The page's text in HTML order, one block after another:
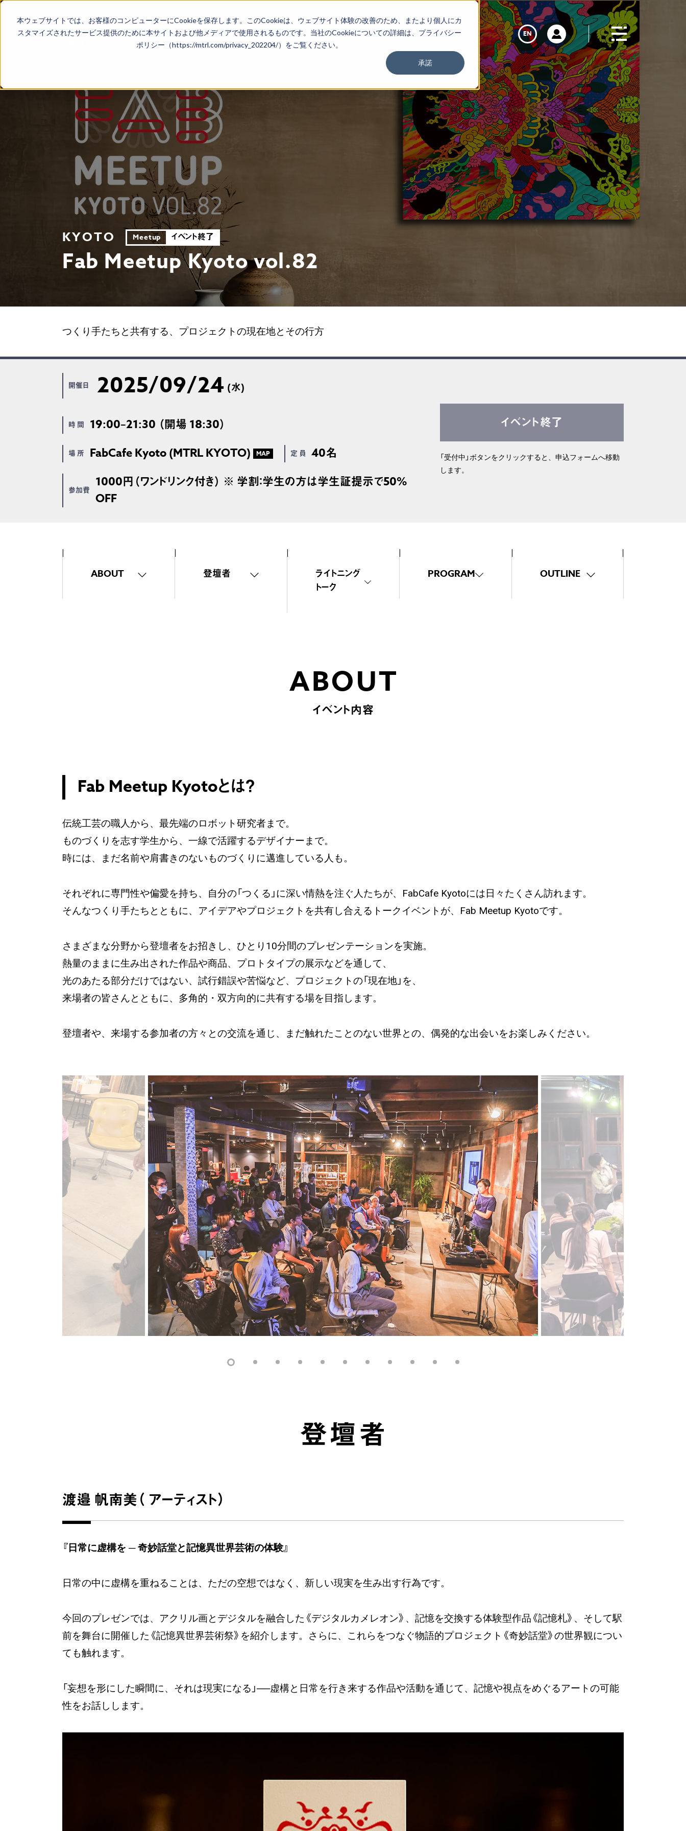
本ウェブサイトでは、お客様のコンピューターにCookieを保存します。このCookieは、ウェブサイト体験の改善のため、またより個人にカ
スタマイズされたサービス提供のために本サイトおよび他メディアで使用されるものです。当社のCookieについての詳細は、プライバシー
ポリシー（https://mtrl.com/privacy_202204/）をご覧ください。
承諾
EN
KYOTO Meetup イベント終了
Fab Meetup Kyoto vol.82
つくり手たちと共有する、プロジェクトの現在地とその行方
開催日 2025/09/24 (水)
時 間 19:00–21:30 （開場 18:30）
場 所 FabCafe Kyoto (MTRL KYOTO) MAP 定 員 40名
参加費
1000円（ワンドリンク付き） ※ 学割：学生の方は学生証提示で50%
OFF
イベント終了
「受付中」ボタンをクリックすると、申込フォームへ移動
します。
ABOUT 登壇者
ライトニング
トーク
PROGRAM OUTLINE
ABOUT
イベント内容
Fab Meetup Kyotoとは？
伝統工芸の職人から、最先端のロボット研究者まで。
ものづくりを志す学生から、一線で活躍するデザイナーまで。
時には、まだ名前や肩書きのないものづくりに邁進している人も。
それぞれに専門性や偏愛を持ち、自分の「つくる」に深い情熱を注ぐ人たちが、FabCafe Kyotoには日々たくさん訪れます。
そんなつくり手たちとともに、アイデアやプロジェクトを共有し合えるトークイベントが、Fab Meetup Kyotoです。
さまざまな分野から登壇者をお招きし、ひとり10分間のプレゼンテーションを実施。
熱量のままに生み出された作品や商品、プロトタイプの展示などを通して、
光のあたる部分だけではない、試行錯誤や苦悩など、プロジェクトの「現在地」を、
来場者の皆さんとともに、多角的・双方向的に共有する場を目指します。
登壇者や、来場する参加者の方々との交流を通じ、まだ触れたことのない世界との、偶発的な出会いをお楽しみください。
登壇者
渡邉 帆南美（ アーティスト）
『日常に虚構を ─ 奇妙話堂と記憶異世界芸術の体験』
日常の中に虚構を重ねることは、ただの空想ではなく、新しい現実を生み出す行為です。
今回のプレゼンでは、アクリル画とデジタルを融合した《デジタルカメレオン》、記憶を交換する体験型作品《記憶札》、そして駅
前を舞台に開催した《記憶異世界芸術祭》を紹介します。さらに、これらをつなぐ物語的プロジェクト《奇妙話堂》の世界観につい
ても触れます。
「妄想を形にした瞬間に、それは現実になる」──虚構と日常を行き来する作品や活動を通じて、記憶や視点をめぐるアートの可能
性をお話しします。